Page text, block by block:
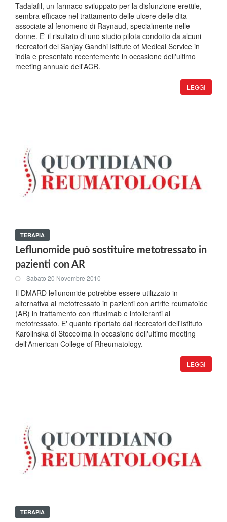
Tadalafil, un farmaco sviluppato per la disfunzione erettile,
sembra efficace nel trattamento delle ulcere delle dita
associate al fenomeno di Raynaud, specialmente nelle
donne. E' il risultato di uno studio pilota condotto da alcuni
ricercatori del Sanjay Gandhi Istitute of Medical Service in
india e presentato recentemente in occasione dell'ultimo
meeting annuale dell'ACR.
LEGGI
TERAPIA
Leflunomide può sostituire metotressato in
pazienti con AR
Sabato 20 Novembre 2010
Il DMARD leflunomide potrebbe essere utilizzato in
alternativa al metotressato in pazienti con artrite reumatoide
(AR) in trattamento con rituximab e intolleranti al
metotressato. E' quanto riportato dai ricercatori dell'Istituto
Karolinska di Stoccolma in occasione dell'ultimo meeting
dell'American College of Rheumatology.
LEGGI
TERAPIA